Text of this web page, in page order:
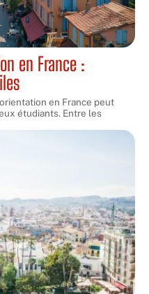
en France :
en France peut
étudiants. Entre les